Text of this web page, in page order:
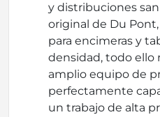
y distribuciones
original de Du
para encimeras y
densidad, todo ello
amplio equipo de
perfectamente
un trabajo de alta